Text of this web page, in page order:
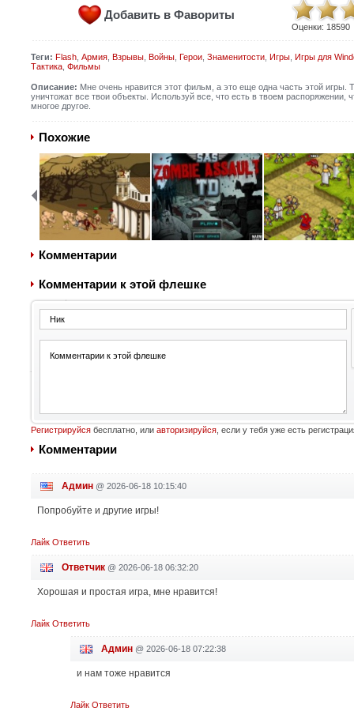
Добавить в Фавориты
Оценки: 18590
Теги: Flash, Армия, Взрывы, Войны, Герои, Знаменитости, Игры, Игры для
Тактика, Фильмы
Описание: Мне очень нравится этот фильм, а это еще одна часть этой игры.
уничтожат все твои объекты. Используй все, что есть в твоем
многое другое.
Похожие
Комментарии
Комментарии к этой флешке
Регистрируйсябесплатно, или авторизируйся, если у тебя уже есть
Комментарии
Админ@ 2026-06-18 10:15:40
Попробуйте и другие игры!
Лайк Ответить
Ответчик@ 2026-06-18 06:32:20
Хорошая и простая игра, мне нравится!
Лайк Ответить
Админ@ 2026-06-18 07:22:38
и нам тоже нравится
Лайк Ответить